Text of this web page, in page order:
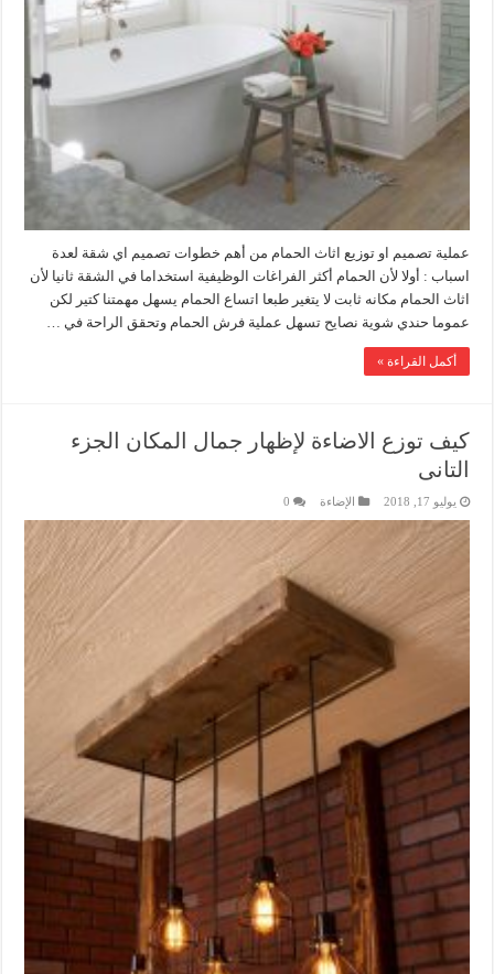
عملية تصميم او توزيع اثاث الحمام من أهم خطوات تصميم اي شقة لعدة
اسباب : أولا لأن الحمام أكثر الفراغات الوظيفية استخداما في الشقة ثانيا لأن
اثاث الحمام مكانه ثابت لا يتغير طبعا اتساع الحمام يسهل مهمتنا كتير لكن
عموما حندي شوية نصايح تسهل عملية فرش الحمام وتحقق الراحة في …
أكمل القراءة »
كيف توزع الاضاءة لإظهار جمال المكان الجزء
التانى
يوليو 17, 2018 الإضاءة 0